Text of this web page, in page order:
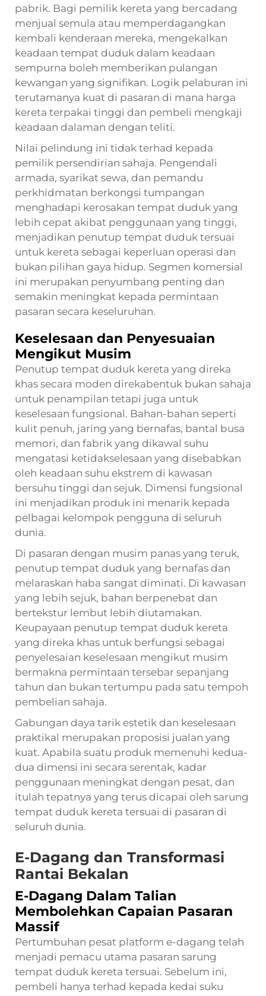
pabrik. Bagi pemilik kereta yang bercadang
menjual semula atau memperdagangkan
kembali kenderaan mereka, mengekalkan
keadaan tempat duduk dalam keadaan
sempurna boleh memberikan pulangan
kewangan yang signifikan. Logik pelaburan ini
terutamanya kuat di pasaran di mana harga
kereta terpakai tinggi dan pembeli mengkaji
keadaan dalaman dengan teliti.
Nilai pelindung ini tidak terhad kepada
pemilik persendirian sahaja. Pengendali
armada, syarikat sewa, dan pemandu
perkhidmatan berkongsi tumpangan
menghadapi kerosakan tempat duduk yang
lebih cepat akibat penggunaan yang tinggi,
menjadikan penutup tempat duduk tersuai
untuk kereta sebagai keperluan operasi dan
bukan pilihan gaya hidup. Segmen komersial
ini merupakan penyumbang penting dan
semakin meningkat kepada permintaan
pasaran secara keseluruhan.
Keselesaan dan Penyesuaian
Mengikut Musim
Penutup tempat duduk kereta yang direka
khas secara moden direkabentuk bukan sahaja
untuk penampilan tetapi juga untuk
keselesaan fungsional. Bahan-bahan seperti
kulit penuh, jaring yang bernafas, bantal busa
memori, dan fabrik yang dikawal suhu
mengatasi ketidakselesaan yang disebabkan
oleh keadaan suhu ekstrem di kawasan
bersuhu tinggi dan sejuk. Dimensi fungsional
ini menjadikan produk ini menarik kepada
pelbagai kelompok pengguna di seluruh
dunia.
Di pasaran dengan musim panas yang teruk,
penutup tempat duduk yang bernafas dan
melaraskan haba sangat diminati. Di kawasan
yang lebih sejuk, bahan berpenebat dan
bertekstur lembut lebih diutamakan.
Keupayaan penutup tempat duduk kereta
yang direka khas untuk berfungsi sebagai
penyelesaian keselesaan mengikut musim
bermakna permintaan tersebar sepanjang
tahun dan bukan tertumpu pada satu tempoh
pembelian sahaja.
Gabungan daya tarik estetik dan keselesaan
praktikal merupakan proposisi jualan yang
kuat. Apabila suatu produk memenuhi kedua-
dua dimensi ini secara serentak, kadar
penggunaan meningkat dengan pesat, dan
itulah tepatnya yang terus dicapai oleh sarung
tempat duduk kereta tersuai di pasaran di
seluruh dunia.
E-Dagang dan Transformasi
Rantai Bekalan
E-Dagang Dalam Talian
Membolehkan Capaian Pasaran
Massif
Pertumbuhan pesat platform e-dagang telah
menjadi pemacu utama pasaran sarung
tempat duduk kereta tersuai. Sebelum ini,
pembeli hanya terhad kepada kedai suku